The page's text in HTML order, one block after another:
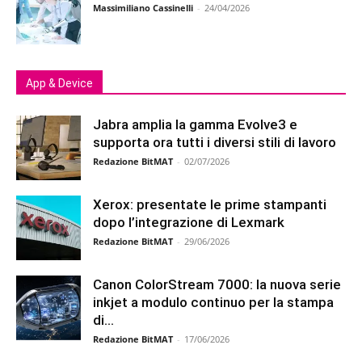
Massimiliano Cassinelli - 24/04/2026
App & Device
Jabra amplia la gamma Evolve3 e
supporta ora tutti i diversi stili di lavoro
Redazione BitMAT - 02/07/2026
Xerox: presentate le prime stampanti
dopo l’integrazione di Lexmark
Redazione BitMAT - 29/06/2026
Canon ColorStream 7000: la nuova serie
inkjet a modulo continuo per la stampa
di...
Redazione BitMAT - 17/06/2026